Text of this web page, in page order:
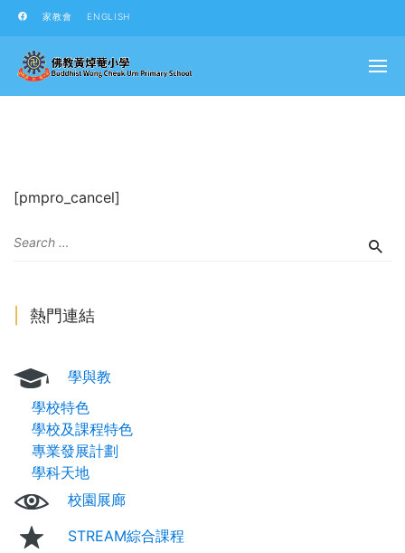
家教會 ENGLISH
[pmpro_cancel]
熱門連結
學與教
學校特色
學校及課程特色
專業發展計劃
學科天地
校園展廊
STREAM綜合課程